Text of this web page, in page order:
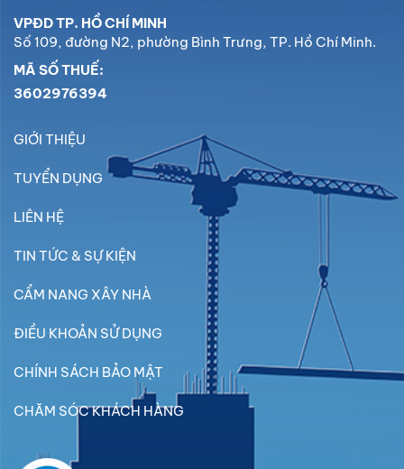
VPĐD TP. HỒ CHÍ MINH
Số 109, đường N2, phường Bình Trưng, TP. Hồ Chí Minh.
MÃ SỐ THUẾ:
3602976394
GIỚI THIỆU
TUYỂN DỤNG
LIÊN HỆ
TIN TỨC & SỰ KIỆN
CẨM NANG XÂY NHÀ
ĐIỀU KHOẢN SỬ DỤNG
CHÍNH SÁCH BẢO MẬT
CHĂM SÓC KHÁCH HÀNG